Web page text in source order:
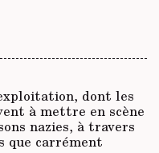
dont les
à mettre en scène
nazies, à travers
que carrément